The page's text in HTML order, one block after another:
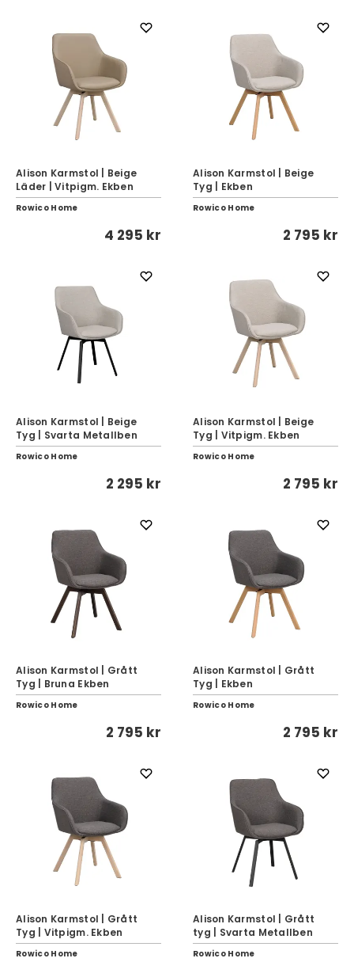
Alison Karmstol | Beige
Läder | Vitpigm. Ekben
Rowico Home
4 295 kr
Alison Karmstol | Beige
Tyg | Ekben
Rowico Home
2 795 kr
Alison Karmstol | Beige
Tyg | Svarta Metallben
Rowico Home
2 295 kr
Alison Karmstol | Beige
Tyg | Vitpigm. Ekben
Rowico Home
2 795 kr
Alison Karmstol | Grått
Tyg | Bruna Ekben
Rowico Home
2 795 kr
Alison Karmstol | Grått
Tyg | Ekben
Rowico Home
2 795 kr
Alison Karmstol | Grått
Tyg | Vitpigm. Ekben
Rowico Home
Alison Karmstol | Grått
tyg | Svarta Metallben
Rowico Home